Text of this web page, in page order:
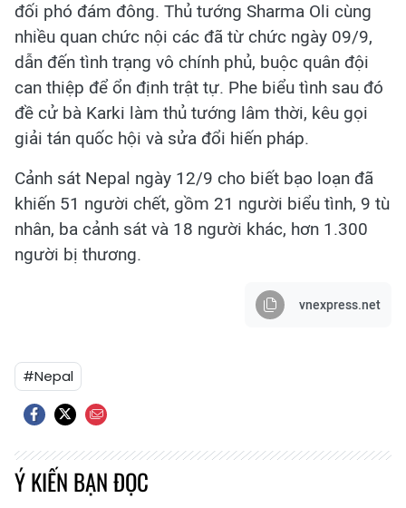
đối phó đám đông. Thủ tướng Sharma Oli cùng
nhiều quan chức nội các đã từ chức ngày 09/9,
dẫn đến tình trạng vô chính phủ, buộc quân đội
can thiệp để ổn định trật tự. Phe biểu tình sau đó
đề cử bà Karki làm thủ tướng lâm thời, kêu gọi
giải tán quốc hội và sửa đổi hiến pháp.
Cảnh sát Nepal ngày 12/9 cho biết bạo loạn đã
khiến 51 người chết, gồm 21 người biểu tình, 9 tù
nhân, ba cảnh sát và 18 người khác, hơn 1.300
người bị thương.
vnexpress.net
#Nepal
Ý KIẾN BẠN ĐỌC